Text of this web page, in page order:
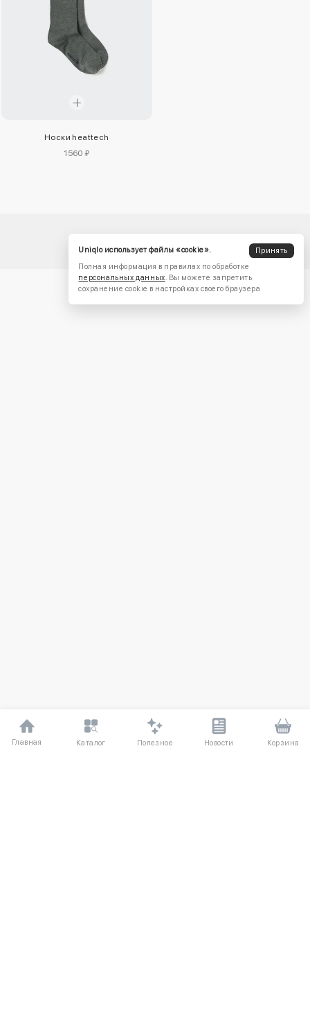
Носки heattech
1560 ₽
Главная Каталог Полезное Новости Корзина
Uniqlo использует файлы «cookie».
Принять
Полная информация в правилах по обработке
персональных данных. Вы можете запретить
сохранение cookie в настройках своего браузера